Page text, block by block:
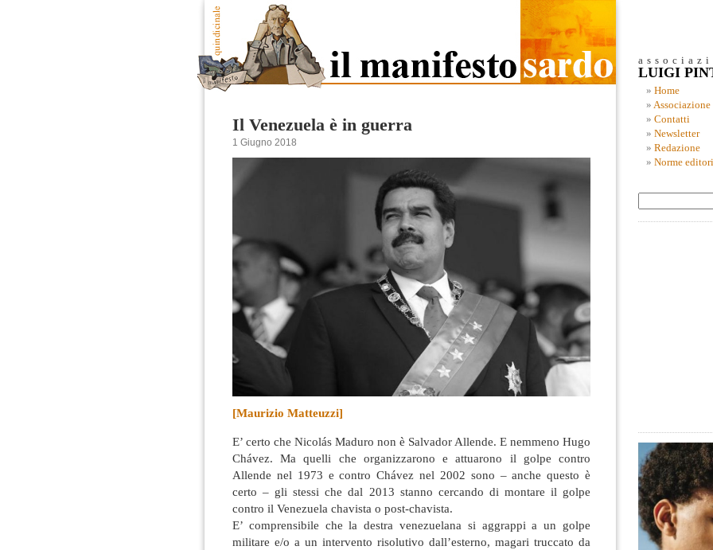
Il Venezuela è in guerra
1 Giugno 2018
[Maurizio Matteuzzi]
E’ certo che Nicolás Maduro non è Salvador Allende. E nemmeno Hugo
Chávez. Ma quelli che organizzarono e attuarono il golpe contro
Allende nel 1973 e contro Chávez nel 2002 sono – anche questo è
certo – gli stessi che dal 2013 stanno cercando di montare il golpe
contro il Venezuela chavista o post-chavista.
E’ comprensibile che la destra venezuelana si aggrappi a un golpe
militare e/o a un intervento risolutivo dall’esterno, magari truccato da
LUIGI
Home
Associazione
Contatti
Newsletter
Redazione
Norme